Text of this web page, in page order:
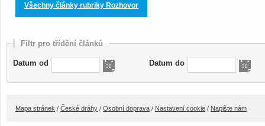
Všechny články rubriky Rozhovor
Filtr pro třídění článků
Datum od Datum do
Mapa stránek / České dráhy / Osobní doprava / Nastavení cookie / Napište nám